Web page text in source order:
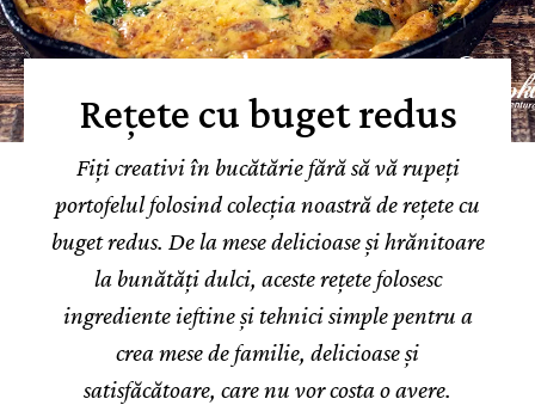
Rețete cu buget redus
Fiți creativi în bucătărie fără să vă rupeți
portofelul folosind colecția noastră de rețete cu
buget redus. De la mese delicioase și hrănitoare
la bunătăți dulci, aceste rețete folosesc
ingrediente ieftine și tehnici simple pentru a
crea mese de familie, delicioase și
satisfăcătoare, care nu vor costa o avere.